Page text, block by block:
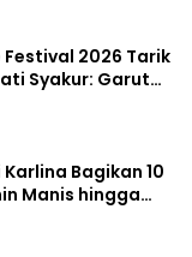
2026 Tarik
Syakur: Garut
Bagikan 10
Manis hingga